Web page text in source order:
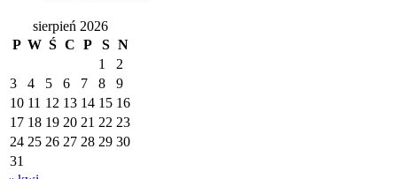
sierpień 2026
P W Ś C P S N
1
2
3
4 5 6 7 8
9
10 11 12 13 14 15 16
17 18 19 20 21 22 23
24 25 26 27 28 29 30
31